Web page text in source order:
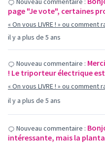
il y a plus de 5 ans
page "Je vote", certaines
« On vous LIVRE ! » ou
il y a plus de 5 ans
Nouveau commentaire :
! Le triporteur électrique
« On vous LIVRE ! » ou
Nouveau commentaire :
intéressante, mais la